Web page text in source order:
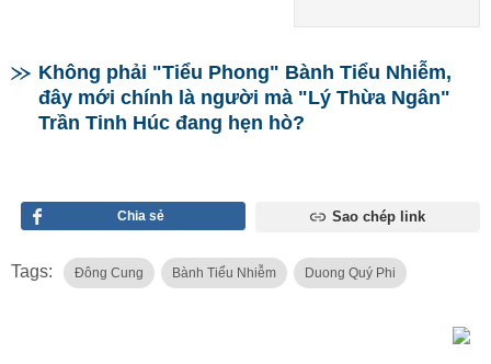
Không phải "Tiểu Phong" Bành Tiểu Nhiễm,
đây mới chính là người mà "Lý Thừa Ngân"
Trần Tinh Húc đang hẹn hò?
Chia sẻ Sao chép link
Tags: Đông Cung Bành Tiểu Nhiễm Duong Quý Phi